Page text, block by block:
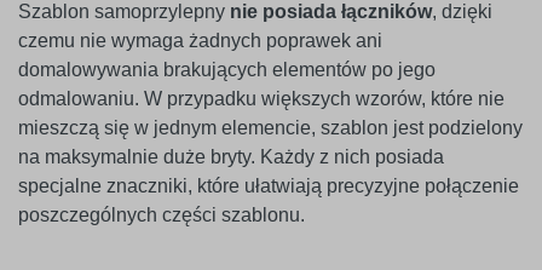
Szablon samoprzylepny nie posiada łączników, dzięki
czemu nie wymaga żadnych poprawek ani
domalowywania brakujących elementów po jego
odmalowaniu. W przypadku większych wzorów, które nie
mieszczą się w jednym elemencie, szablon jest podzielony
na maksymalnie duże bryty. Każdy z nich posiada
specjalne znaczniki, które ułatwiają precyzyjne połączenie
poszczególnych części szablonu.